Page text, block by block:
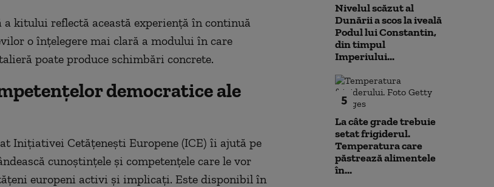
a kitului reflectă această experiență în continuă
o înțelegere mai clară a modului în care
poate produce schimbări concrete.
democratice ale
Inițiativei Cetățenești Europene (ICE) îi ajută pe
cunoștințele și competențele care le vor
europeni activi și implicați. Este disponibil în
Nivelul scăzut al
Dunării a scos la iveală
Podul lui Constantin,
din timpul
Imperiului...
5
La câte grade trebuie
setat frigiderul.
Temperatura care
păstrează alimentele
în...